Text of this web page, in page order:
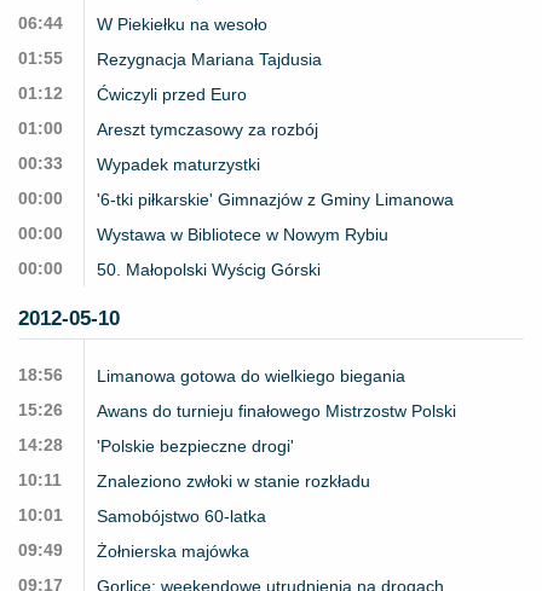
06:44
W Piekiełku na wesoło
01:55
Rezygnacja Mariana Tajdusia
01:12
Ćwiczyli przed Euro
01:00
Areszt tymczasowy za rozbój
00:33
Wypadek maturzystki
00:00
'6-tki piłkarskie' Gimnazjów z Gminy Limanowa
00:00
Wystawa w Bibliotece w Nowym Rybiu
00:00
50. Małopolski Wyścig Górski
2012-05-10
18:56
Limanowa gotowa do wielkiego biegania
15:26
Awans do turnieju finałowego Mistrzostw Polski
14:28
'Polskie bezpieczne drogi'
10:11
Znaleziono zwłoki w stanie rozkładu
10:01
Samobójstwo 60-latka
09:49
Żołnierska majówka
09:17
Gorlice: weekendowe utrudnienia na drogach